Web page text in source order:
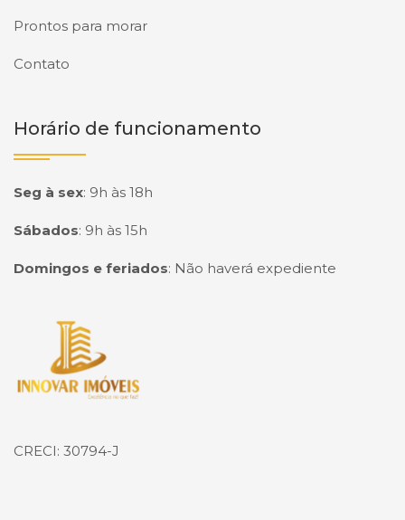
Prontos para morar
Contato
Horário de funcionamento
Seg à sex: 9h às 18h
Sábados: 9h às 15h
Domingos e feriados: Não haverá expediente
Página inicial
CRECI: 30794-J